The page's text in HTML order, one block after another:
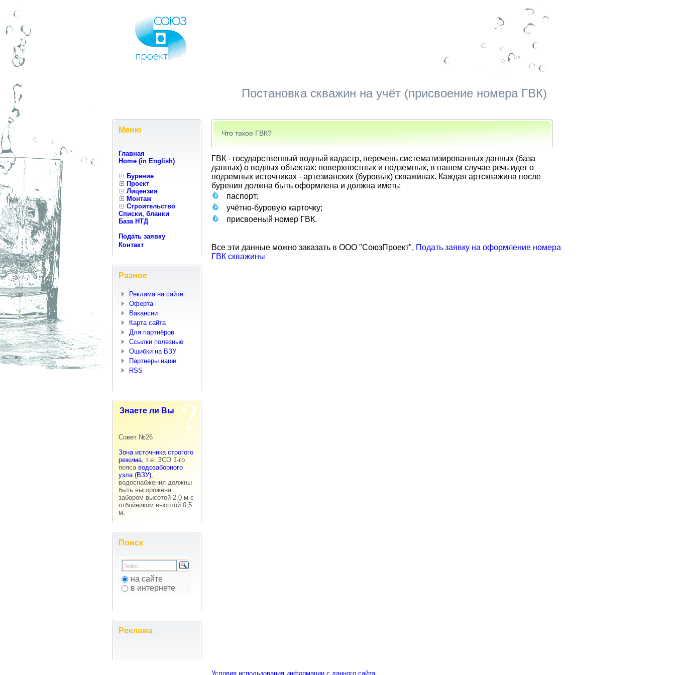
Постановка скважин на учёт (присвоение номера ГВК)
Меню
Главная
Home (in English)
Бурение
Проект
Лицензия
Монтаж
Строительство
Списки, бланки
База НТД
Подать заявку
Контакт
Разное
Реклама на сайте
Оферта
Вакансии
Карта сайта
Для партнёров
Ссылки полезные
Ошибки на ВЗУ
Партнеры наши
RSS
Знаете ли Вы
Совет №26
Зона источника строгого
режима, т.е. ЗСО 1-го
пояса водозаборного
узла (ВЗУ),
водоснабжения должны
быть выгорожена
забором высотой 2,0 м с
отбойником высотой 0,5
м.
Поиск
на сайте
в интернете
Реклама
Что такое ГВК?
ГВК - государственный водный кадастр, перечень систематизированных данных (база
данных) о водных объектах: поверхностных и подземных, в нашем случае речь идет о
подземных источниках - артезианских (буровых) скважинах. Каждая артскважина после
бурения должна быть оформлена и должна иметь:
паспорт;
учётно-буровую карточку;
присвоеный номер ГВК.
Все эти данные можно заказать в ООО "СоюзПроект", Подать заявку на оформление номера
ГВК скважины
Условия использования информации с данного сайта